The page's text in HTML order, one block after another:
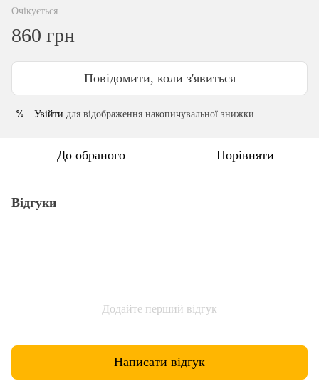
Очікується
860 грн
Повідомити, коли з'явиться
% Увійти для відображення накопичувальної знижки
До обраного Порівняти
Відгуки
Додайте перший відгук
Написати відгук